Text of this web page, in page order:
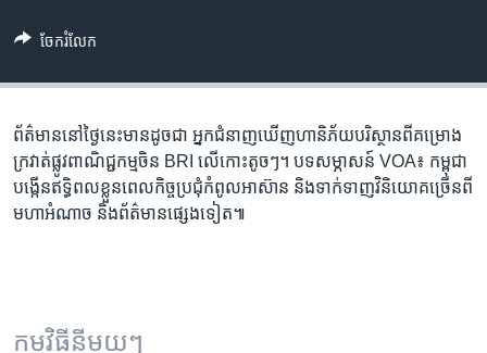
កាន់​
ស្វែង​
ចែករំលែក
ព័ត៌មាន​នៅ​ថ្ងៃនេះ​មាន​ដូចជា អ្នកជំនាញ​ឃើញ​ហានិភ័យ​បរិស្ថាន​ពី​គម្រោង​​
ក្រវាត់​ផ្លូវ​ពាណិជ្ជកម្ម​ចិន BRI លើ​កោះ​តូចៗ។ បទសម្ភាសន៍ VOA៖ កម្ពុជា​
បង្កើន​ឥទ្ធិពល​ខ្លួន​ពេល​កិច្ច​ប្រជុំ​កំពូល​អាស៊ាន និង​ទាក់ទាញ​វិនិយោគ​ច្រើន​ពី​
មហា​អំណាច និង​ព័ត៌មាន​ផ្សេងទៀត៕
កម្មវិធី​នីមួយៗ